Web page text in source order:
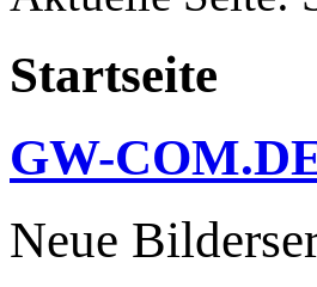
Startseite
GW-
Neue